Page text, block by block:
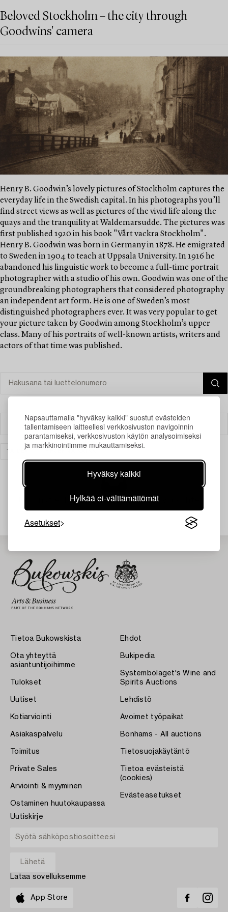
Napsauttamalla "hyväksy kaikki" suostut evästeiden
tallentamiseen laitteellesi verkkosivuston navigoinnin
parantamiseksi, verkkosivuston käytön analysoimiseksi
ja markkinointimme mukauttamiseksi.
Hyväksy kaikki
Hylkää ei-välttämättömät
Asetukset
Beloved Stockholm – the city through
Goodwins' camera
Henry B. Goodwin’s lovely pictures of Stockholm captures the
everyday life in the Swedish capital. In his photographs you’ll
find street views as well as pictures of the vivid life along the
quays and the tranquility at Waldemarsudde. The pictures was
first published 1920 in his book "Vårt vackra Stockholm".
Henry B. Goodwin was born in Germany in 1878. He emigrated
to Sweden in 1904 to teach at Uppsala University. In 1916 he
abandoned his linguistic work to become a full-time portrait
photographer with a studio of his own. Goodwin was one of the
groundbreaking photographers that considered photography
an independent art form. He is one of Sweden’s most
distinguished photographers ever. It was very popular to get
your picture taken by Goodwin among Stockholm’s upper
class. Many of his portraits of well-known artists, writers and
actors of that time was published.
Suodatin
Juuri nyt ei löytynyt hakuasi vastaavia kohteita.
Tietoa Bukowskista
Ota yhteyttä
asiantuntijoihimme
Tulokset
Uutiset
Kotiarviointi
Asiakaspalvelu
Toimitus
Private Sales
Arviointi & myyminen
Ostaminen huutokaupassa
Ehdot
Bukipedia
Systembolaget's Wine and
Spirits Auctions
Lehdistö
Avoimet työpaikat
Bonhams - All auctions
Tietosuojakäytäntö
Tietoa evästeistä
(cookies)
Evästeasetukset
Uutiskirje
Lataa sovelluksemme
App Store